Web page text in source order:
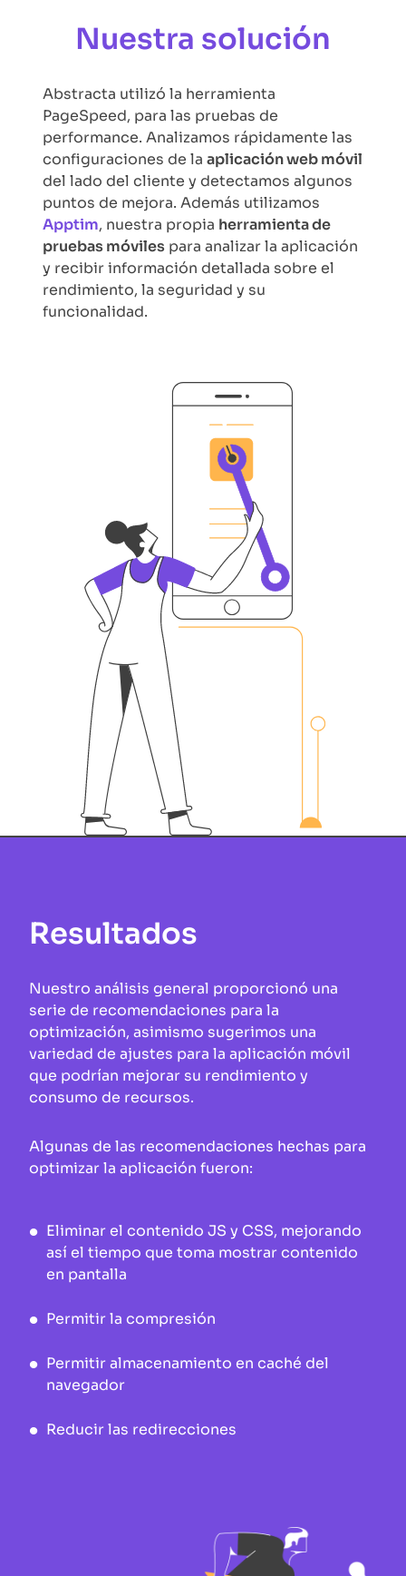
Nuestra solución
Abstracta utilizó la herramienta
PageSpeed, para las pruebas de
performance. Analizamos rápidamente las
configuraciones de la aplicación web móvil
del lado del cliente y detectamos algunos
puntos de mejora. Además utilizamos
Apptim, nuestra propia herramienta de
pruebas móviles para analizar la aplicación
y recibir información detallada sobre el
rendimiento, la seguridad y su
funcionalidad.
Resultados
Nuestro análisis general proporcionó una
serie de recomendaciones para la
optimización, asimismo sugerimos una
variedad de ajustes para la aplicación móvil
que podrían mejorar su rendimiento y
consumo de recursos.
Algunas de las recomendaciones hechas para
optimizar la aplicación fueron:
Eliminar el contenido JS y CSS, mejorando
así el tiempo que toma mostrar contenido
en pantalla
Permitir la compresión
Permitir almacenamiento en caché del
navegador
Reducir las redirecciones